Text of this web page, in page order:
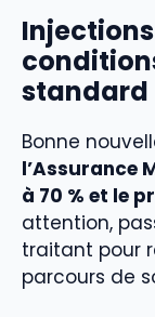
standard
Bonne
l’Assurance
à 70 % et le
attention,
traitant pour
parcours de